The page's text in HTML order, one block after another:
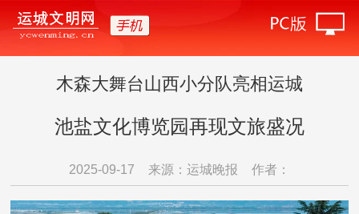
木森大舞台山西小分队亮相运城
池盐文化博览园再现文旅盛况
2025-09-17 来源：运城晚报 作者：